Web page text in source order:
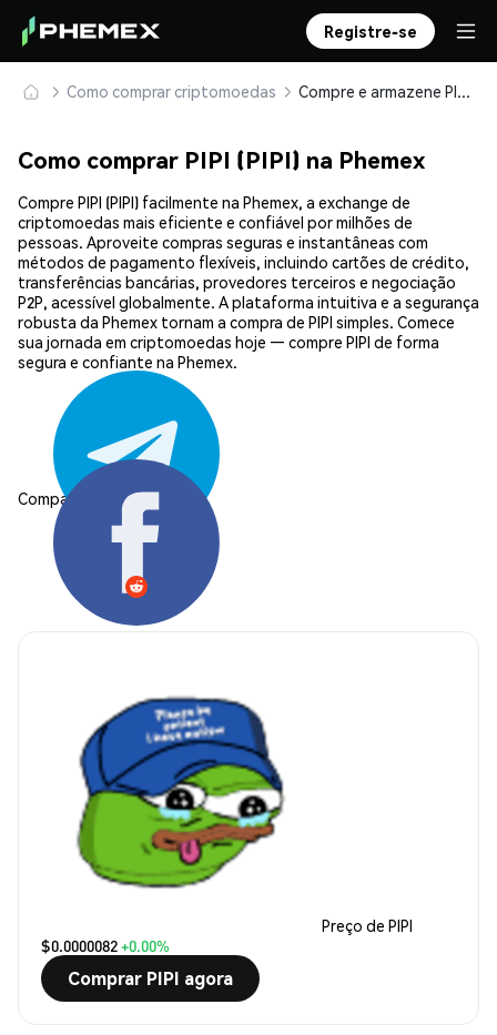
Registre-se
Como comprar criptomoedas Compre e armazene PIPI (PIPI) com segurança
Como comprar PIPI (PIPI) na Phemex
Compre PIPI (PIPI) facilmente na Phemex, a exchange de
criptomoedas mais eficiente e confiável por milhões de
pessoas. Aproveite compras seguras e instantâneas com
métodos de pagamento flexíveis, incluindo cartões de crédito,
transferências bancárias, provedores terceiros e negociação
P2P, acessível globalmente. A plataforma intuitiva e a segurança
robusta da Phemex tornam a compra de PIPI simples. Comece
sua jornada em criptomoedas hoje — compre PIPI de forma
segura e confiante na Phemex.
Compartilhar:
Preço de PIPI
$0.0000082+0.00%
Comprar PIPI agora